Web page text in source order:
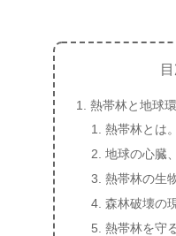
熱帯林と地球
熱帯林とは。
地球の心臓
熱帯林の生
森林破壊の
熱帯林を守